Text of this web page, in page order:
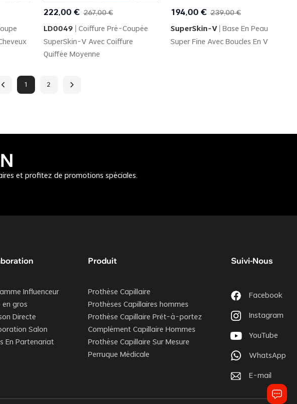
Quick View
222,00 € 267,00 €
LD0049
Coiffure Pré-Coupée
SuperSkin-V Avec Coiffure
Quiffée Moyenne
Quick View
194,00 € 239,00 €
SuperSkin-V
Base En Peau
Super Fine Avec Boucles En V
1 2
et profitez de promotions spéciales.
Influenceur
en gros
Directe
Salon
En Partenariat
Produit
Prothèse Capillaire
Prothèses Capillaires hommes
Prothèse Capillaire Prêt-à-portez
Complément Capillaire Hommes
Prothèse Capillaire Sur Mesure
Perruque Médicale
Suivi-Nous
Facebook
Instagram
YouTube
WhatsApp
E-mail